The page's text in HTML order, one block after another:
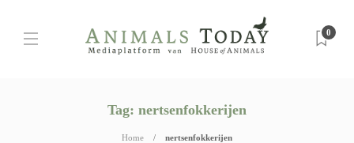
0
Tag: nertsenfokkerijen
Home nertsenfokkerijen